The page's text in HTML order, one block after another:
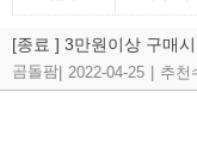
[종료 ] 3만원이상 구매
곰돌팜 2022-04-25 추천